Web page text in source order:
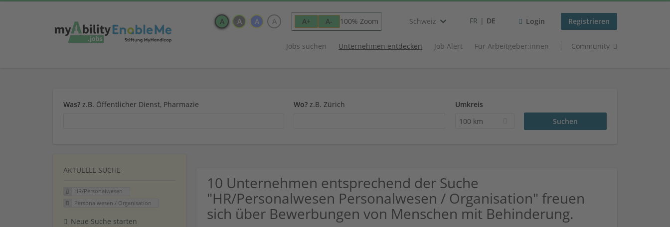
A A A A A+ A- 100% Zoom Schweiz FR DE Login Registrieren
Jobs suchen Unternehmen entdecken Job Alert Für Arbeitgeber:innen Community
Was? z.B. Öffentlicher Dienst, Pharmazie Wo? z.B. Zürich
Umkreis
100 km
AKTUELLE SUCHE
HR/Personalwesen
Personalwesen / Organisation
Neue Suche starten
10 Unternehmen entsprechend der Suche
"HR/Personalwesen Personalwesen / Organisation" freuen
sich über Bewerbungen von Menschen mit Behinderung.